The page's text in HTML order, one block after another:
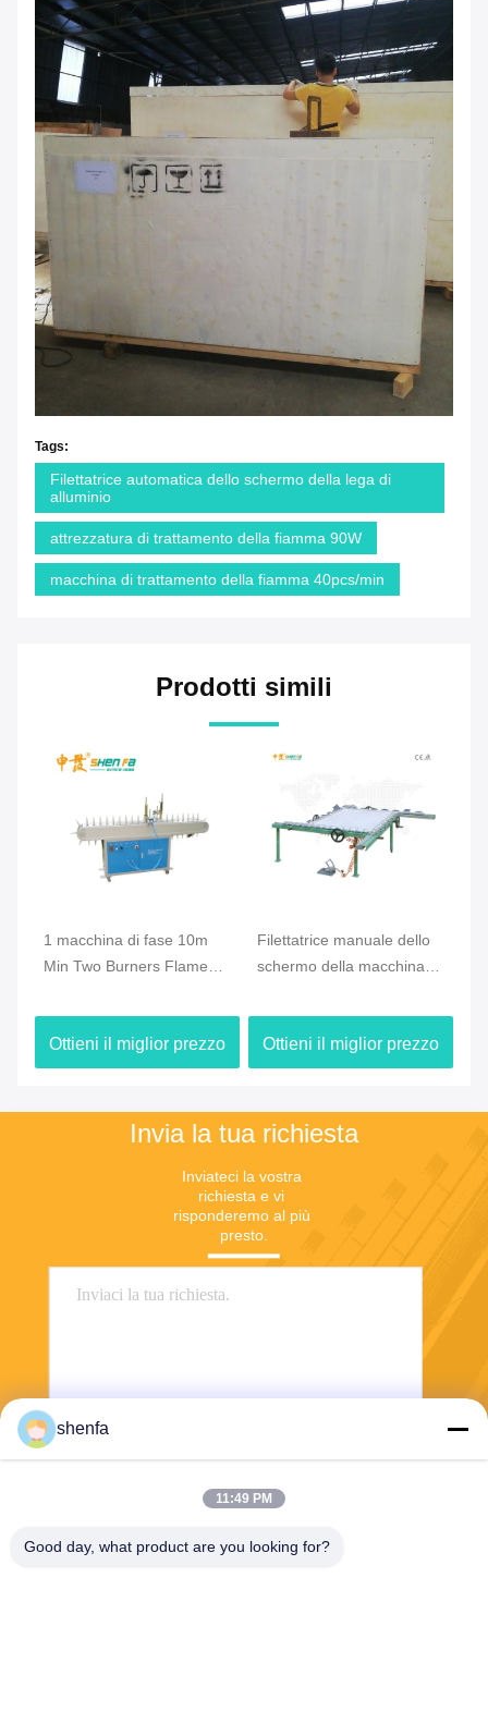
Tags:
Filettatrice automatica dello schermo della lega di
alluminio
attrezzatura di trattamento della fiamma 90W
macchina di trattamento della fiamma 40pcs/min
Prodotti simili
1 macchina di fase 10m
Min Two Burners Flame
dei pp
Ottieni il miglior prezzo
Filettatrice manuale dello
schermo della macchina
schermo
Ottieni il miglior prezzo
Invia la tua richiesta
Inviateci la vostra
richiesta e vi
risponderemo al più
presto.
shenfa
11:49 PM
Good day, what product are you looking for?